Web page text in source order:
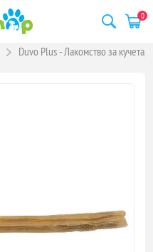
0
Duvo Plus - Лакомство за